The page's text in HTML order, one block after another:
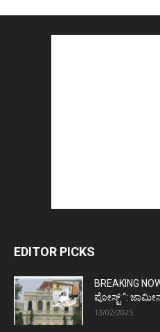
EDITOR PICKS
BREAKING
ಪೋಸ್ಟ್‌ “:
13/02/2025